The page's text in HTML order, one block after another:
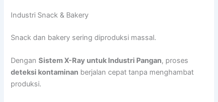
Industri Snack & Bakery
Snack dan bakery sering diproduksi massal.
DenganSistem X-Ray untuk Industri Pangan, proses
deteksi kontaminan berjalan cepat tanpa menghambat
produksi.